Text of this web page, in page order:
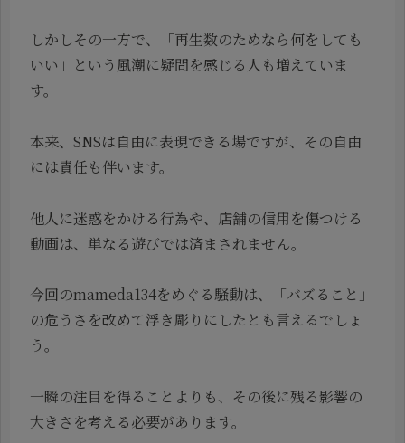
しかしその一方で、「再生数のためなら何をしても
いい」という風潮に疑問を感じる人も増えていま
す。
本来、SNSは自由に表現できる場ですが、その自由
には責任も伴います。
他人に迷惑をかける行為や、店舗の信用を傷つける
動画は、単なる遊びでは済まされません。
今回のmameda134をめぐる騒動は、「バズること」
の危うさを改めて浮き彫りにしたとも言えるでしょ
う。
一瞬の注目を得ることよりも、その後に残る影響の
大きさを考える必要があります。